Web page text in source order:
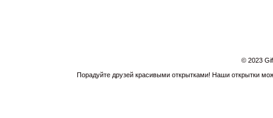
© 2023
Порадуйте друзей красивыми открытками! Наши открытки